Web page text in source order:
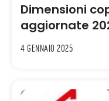
Dimensioni
aggiornate
4 Gennaio 2025